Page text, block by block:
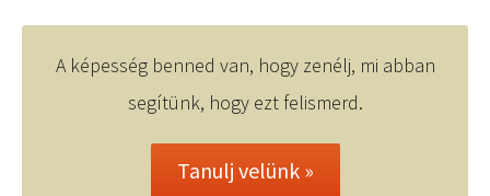
A képesség benned van, hogy zenélj, mi abban
segítünk, hogy ezt felismerd.
Tanulj velünk »